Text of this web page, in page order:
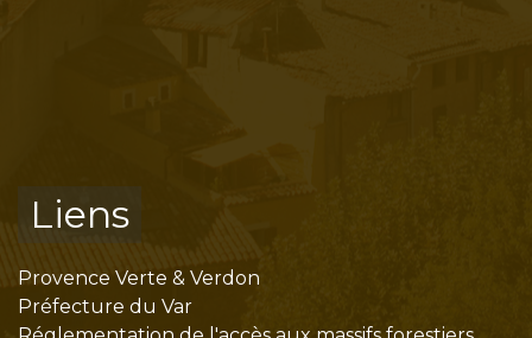
Liens
Provence Verte & Verdon
Préfecture du Var